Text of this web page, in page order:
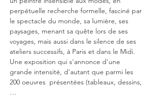
perpétuelle recherche formelle, fasciné par
le spectacle du monde, sa lumière, ses
paysages, menant sa quête lors de ses
voyages, mais aussi dans le silence de ses
ateliers successifs, à Paris et dans le Midi.
Une exposition qui s'annonce d'une
grande intensité, d'autant que parmi les
200 oeuvres  présentées (tableaux, dessins,
…